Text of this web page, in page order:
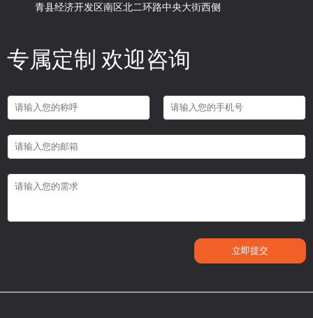
青县经济开发区南区北二环路中央大街西侧
专属定制 欢迎咨询